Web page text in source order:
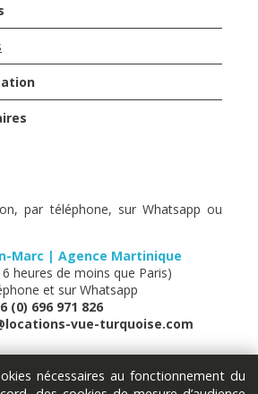
par téléphone, sur Whatsapp ou
Marc | Agence Martinique
6 heures de moins que Paris)
et sur Whatsapp
(0) 696 971 826
vue-turquoise.com
| France métropolitaine
- Mardi - Jeudi - Vendredi)
nécessaires au fonctionnement du